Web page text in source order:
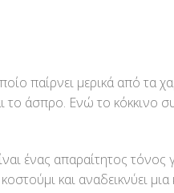
παίρνει μερικά από τα
το άσπρο. Ενώ το κόκκινο
ένας απαραίτητος τόνος
και αναδεικνύει